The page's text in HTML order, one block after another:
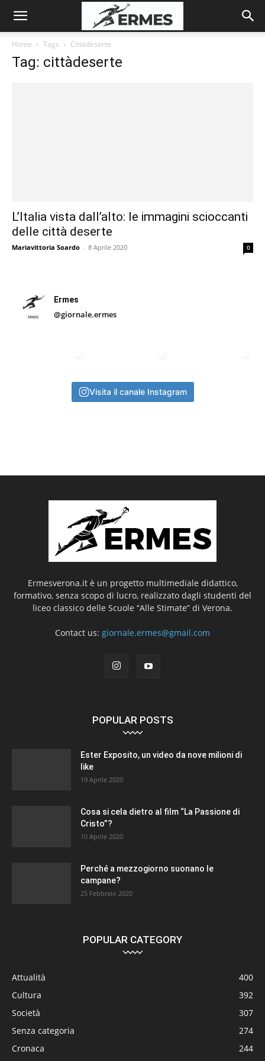
Home Tags Cittàdeserte
Tag: cittàdeserte
L’Italia vista dall’alto: le immagini scioccanti
delle città deserte
Mariavittoria Soardo - 8 Aprile 2020 0
Ermes
@giornale.ermes
Visita il canale Instagram
Ermesverona.it è un progetto multimediale didattico,
formativo, senza scopo di lucro, realizzato dagli studenti del
liceo classico delle Scuole “Alle Stimate” di Verona.
Contact us: giornale.ermes@gmail.com
POPULAR POSTS
Ester Exposito, un video da nove milioni di
like
19 Aprile 2020
Cosa si cela dietro al film “La Passione di
Cristo”?
10 Aprile 2020
Perché a mezzogiorno suonano le
campane?
25 Febbraio 2020
POPULAR CATEGORY
Attualità
400
Cultura
392
Società
307
Senza categoria
274
Cronaca
244